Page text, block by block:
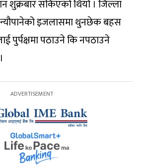
सकिएको थियो । जिल्ला
न्यौपानेको इजलासमा थुनछेक बहस
पुर्पक्षमा पठाउने कि नपठाउने